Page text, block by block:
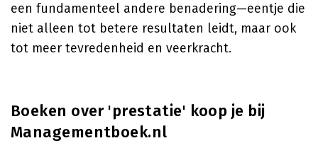
een fundamenteel andere benadering—eentje die
niet alleen tot betere resultaten leidt, maar ook
tot meer tevredenheid en veerkracht.
Boeken over 'prestatie' koop je bij
Managementboek.nl